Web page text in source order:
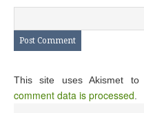
This site uses Akismet to
comment data is processed